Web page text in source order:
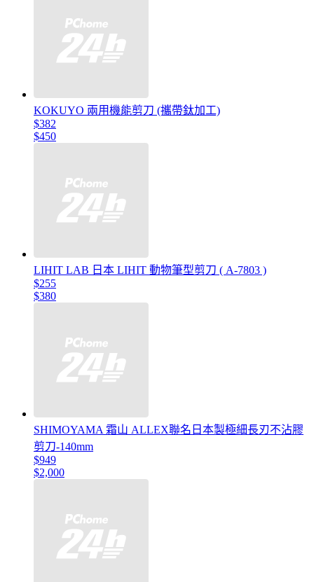
KOKUYO 兩用機能剪刀 (攜帶鈦加工)
$382
$450
LIHIT LAB 日本 LIHIT 動物筆型剪刀 ( A-7803 )
$255
$380
SHIMOYAMA 霜山 ALLEX聯名日本製極細長刃不沾膠
剪刀-140mm
$949
$2,000